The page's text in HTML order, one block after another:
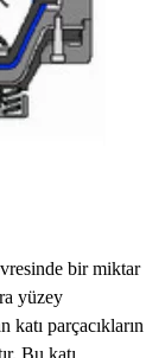
bir miktar
yüzey
katı parçacıkların
Bu katı